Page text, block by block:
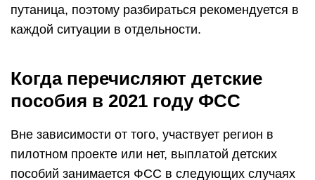
путаница, поэтому разбираться рекомендуется в
каждой ситуации в отдельности.
Когда перечисляют детские
пособия в 2021 году ФСС
Вне зависимости от того, участвует регион в
пилотном проекте или нет, выплатой детских
пособий занимается ФСС в следующих случаях